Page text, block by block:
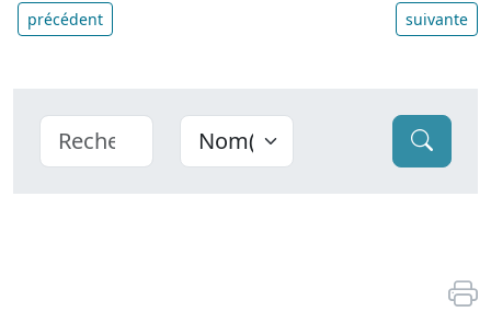
précédent suivante